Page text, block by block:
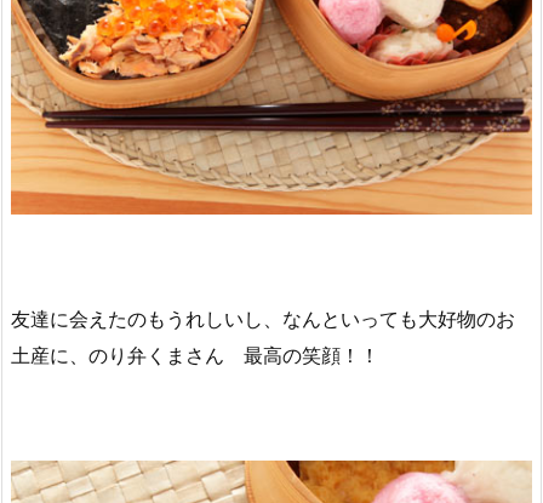
友達に会えたのもうれしいし、なんといっても大好物のお
土産に、のり弁くまさん 最高の笑顔！！